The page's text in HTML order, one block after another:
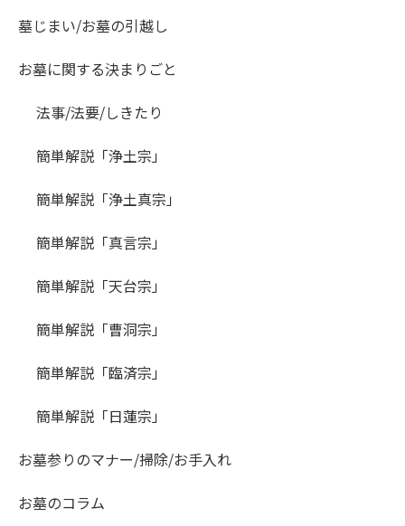
墓じまい/お墓の引越し
お墓に関する決まりごと
法事/法要/しきたり
簡単解説「浄土宗」
簡単解説「浄土真宗」
簡単解説「真言宗」
簡単解説「天台宗」
簡単解説「曹洞宗」
簡単解説「臨済宗」
簡単解説「日蓮宗」
お墓参りのマナー/掃除/お手入れ
お墓のコラム